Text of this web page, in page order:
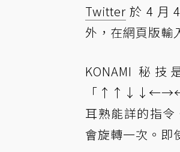
Twitter 於 4 月
外，在網頁版輸
KONAMI 秘
「
耳熟能詳的指
會旋轉一次。即